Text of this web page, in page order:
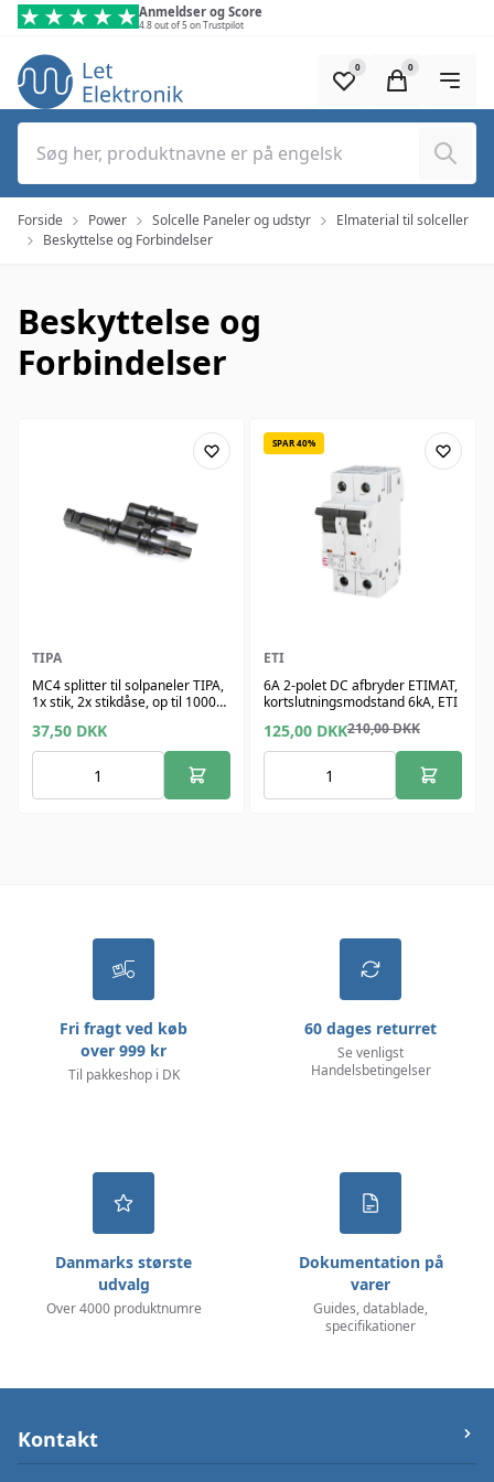
Spring til hovedindhold (tryk på Enter)
Anmeldser og Score
4.8 out of 5 on Trustpilot
Søg
0 0
Forside Power Solcelle Paneler og udstyr
Elmaterial til solceller
Beskyttelse og Forbindelser
Beskyttelse og
Forbindelser
TIPA
MC4 splitter til solpaneler TIPA,
1x stik, 2x stikdåse, op til 1000V
37,50 DKK
SPAR 40%
ETI
6A 2-polet DC afbryder ETIMAT,
kortslutningsmodstand 6kA, ETI
125,00 DKK210,00DKK
Fri fragt ved køb
over 999 kr
Til pakkeshop i DK
60 dages returret
Se venligst
Handelsbetingelser
Danmarks største
udvalg
Over 4000 produktnumre
Dokumentation på
varer
Guides, datablade,
specifikationer
Kontakt